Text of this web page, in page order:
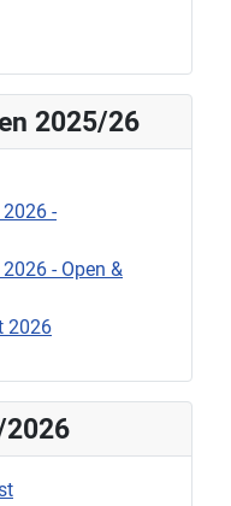
2025/26
-
- Open &
2026
2026